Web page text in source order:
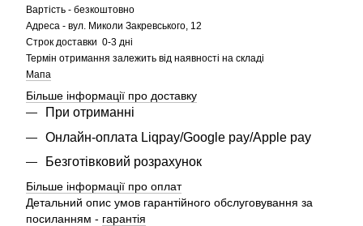
Вартість - безкоштовно
Адреса - вул. Миколи Закревського, 12
Строк доставки 0-3 дні
Термін отримання залежить від наявності на складі
Мапа
Більше інформації про доставку
При отриманні
Онлайн-оплата Liqpay/Google pay/Apple pay
Безготівковий розрахунок
Більше інформації про оплат
Детальний опис умов гарантійного обслуговування за
посиланням - гарантія